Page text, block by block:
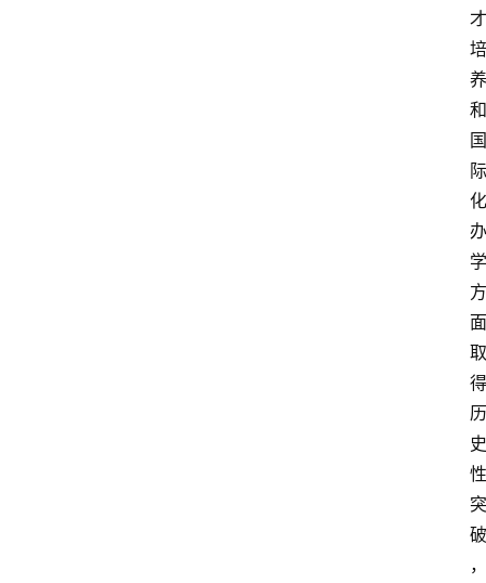
才
培
养
和
国
际
化
办
学
方
面
取
得
历
史
性
突
破
，